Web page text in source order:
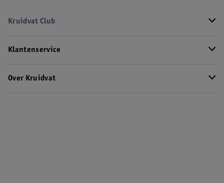
Kruidvat Club
Klantenservice
Over Kruidvat